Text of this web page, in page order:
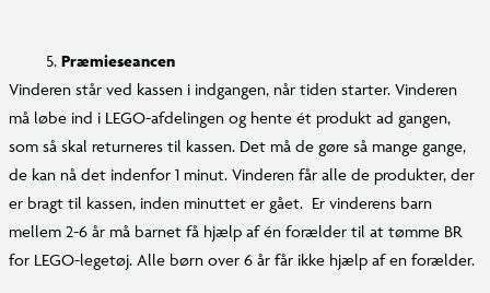
Præmieseancen
Vinderen står ved kassen i indgangen, når tiden starter. Vinderen
må løbe ind i LEGO-afdelingen og hente ét produkt ad gangen,
som så skal returneres til kassen. Det må de gøre så mange gange,
de kan nå det indenfor 1 minut. Vinderen får alle de produkter, der
er bragt til kassen, inden minuttet er gået. Er vinderens barn
mellem 2-6 år må barnet få hjælp af én forælder til at tømme BR
for LEGO-legetøj. Alle børn over 6 år får ikke hjælp af en forælder.